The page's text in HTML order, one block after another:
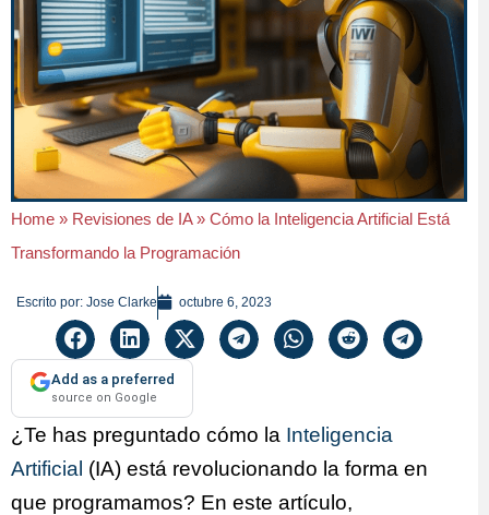
Home » Revisiones de IA» Cómo la Inteligencia Artificial Está
Transformando la Programación
Escrito por: Jose Clarke octubre 6, 2023
Add as a preferred
source on Google
¿Te has preguntado cómo la Inteligencia
Artificial (IA) está revolucionando la forma en
que programamos? En este artículo,